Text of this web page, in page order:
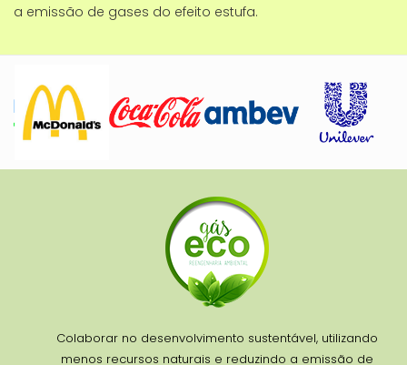
a emissão de gases do efeito estufa.
Colaborar no desenvolvimento sustentável, utilizando
menos recursos naturais e reduzindo a emissão de